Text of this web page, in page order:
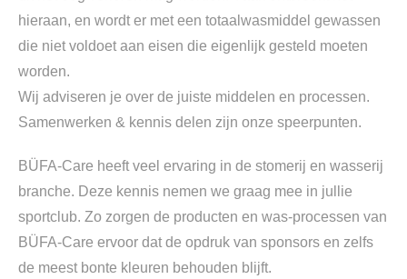
hieraan, en wordt er met een totaalwasmiddel gewassen
die niet voldoet aan eisen die eigenlijk gesteld moeten
worden.
Wij adviseren je over de juiste middelen en processen.
Samenwerken & kennis delen zijn onze speerpunten.
BÜFA-Care heeft veel ervaring in de stomerij en wasserij
branche. Deze kennis nemen we graag mee in jullie
sportclub. Zo zorgen de producten en was-processen van
BÜFA-Care ervoor dat de opdruk van sponsors en zelfs
de meest bonte kleuren behouden blijft.